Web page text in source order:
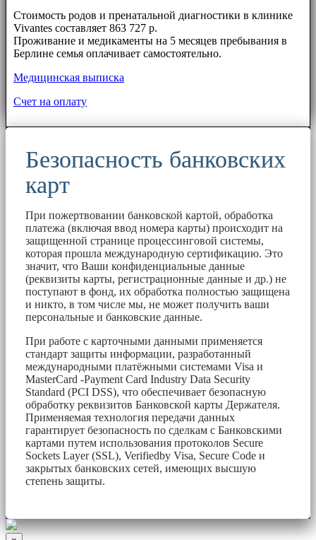
Стоимость родов и пренатальной диагностики в клинике
Vivantes составляет 863 727 р.
Проживание и медикаменты на 5 месяцев пребывания в
Берлине семья оплачивает самостоятельно.
Медицинская выписка
Счет на оплату
Безопасность банковских
карт
При пожертвовании банковской картой, обработка
платежа (включая ввод номера карты) происходит на
защищенной странице процессинговой системы,
которая прошла международную сертификацию. Это
значит, что Ваши конфиденциальные данные
(реквизиты карты, регистрационные данные и др.) не
поступают в фонд, их обработка полностью защищена
и никто, в том числе мы, не может получить ваши
персональные и банковские данные.
При работе с карточными данными применяется
стандарт защиты информации, разработанный
международными платёжными системами Visa и
MasterCard -Payment Card Industry Data Security
Standard (PCI DSS), что обеспечивает безопасную
обработку реквизитов Банковской карты Держателя.
Применяемая технология передачи данных
гарантирует безопасность по сделкам с Банковскими
картами путем использования протоколов Secure
Sockets Layer (SSL), Verifiedby Visa, Secure Code и
закрытых банковских сетей, имеющих высшую
степень защиты.